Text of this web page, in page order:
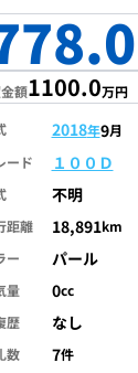
額1100.0万円
2018年9月
ード
１００Ｄ
不明
距離 18,891km
ー
パール
量 0cc
歴
なし
数 7件